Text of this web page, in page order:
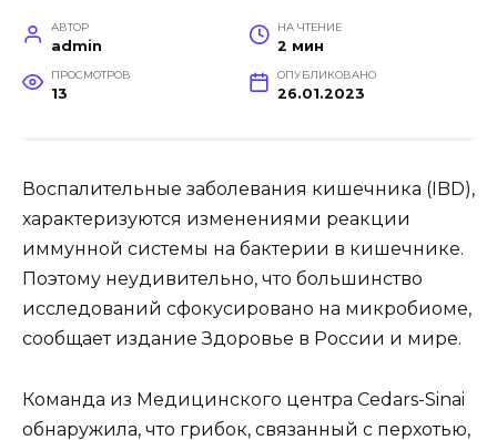
АВТОР
admin
НА ЧТЕНИЕ
2 мин
ПРОСМОТРОВ
13
ОПУБЛИКОВАНО
26.01.2023
Воспалительные заболевания кишечника (IBD),
характеризуются изменениями реакции
иммунной системы на бактерии в кишечнике.
Поэтому неудивительно, что большинство
исследований сфокусировано на микробиоме,
сообщает издание Здоровье в России и мире.
Команда из Медицинского центра Cedars-Sinai
обнаружила, что грибок, связанный с перхотью,